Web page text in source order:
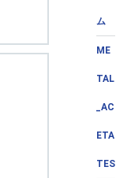
ム
ME
TAL
_AC
ETA
TES